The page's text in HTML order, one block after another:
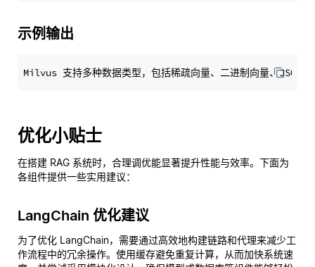
示例输出
优化小贴士
在搭建 RAG 系统时，合理调优能显著提升性能与效率。下面为
各组件提供一些实用建议：
LangChain 优化建议
为了优化 LangChain，需要通过高效地构建链路和代理来减少工
作流程中的冗余操作。使用缓存避免重复计算，从而加快系统速